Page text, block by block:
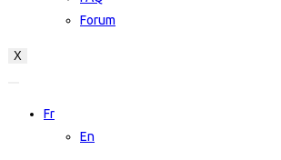
Forum
X
Fr
En